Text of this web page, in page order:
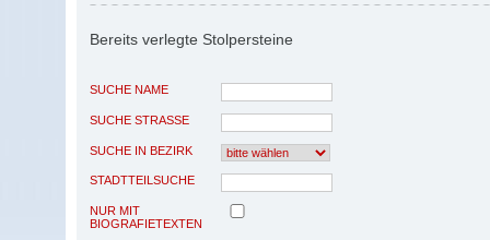
Bereits verlegte Stolpersteine
SUCHE NAME
SUCHE STRASSE
SUCHE IN BEZIRK
STADTTEILSUCHE
NUR MIT
BIOGRAFIETEXTEN